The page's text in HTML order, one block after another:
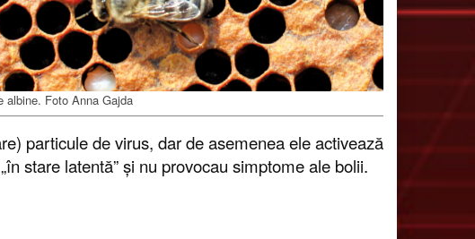
albine. Foto Anna Gajda
particule de virus, dar de asemenea ele activează
stare latentă” și nu provocau simptome ale bolii.